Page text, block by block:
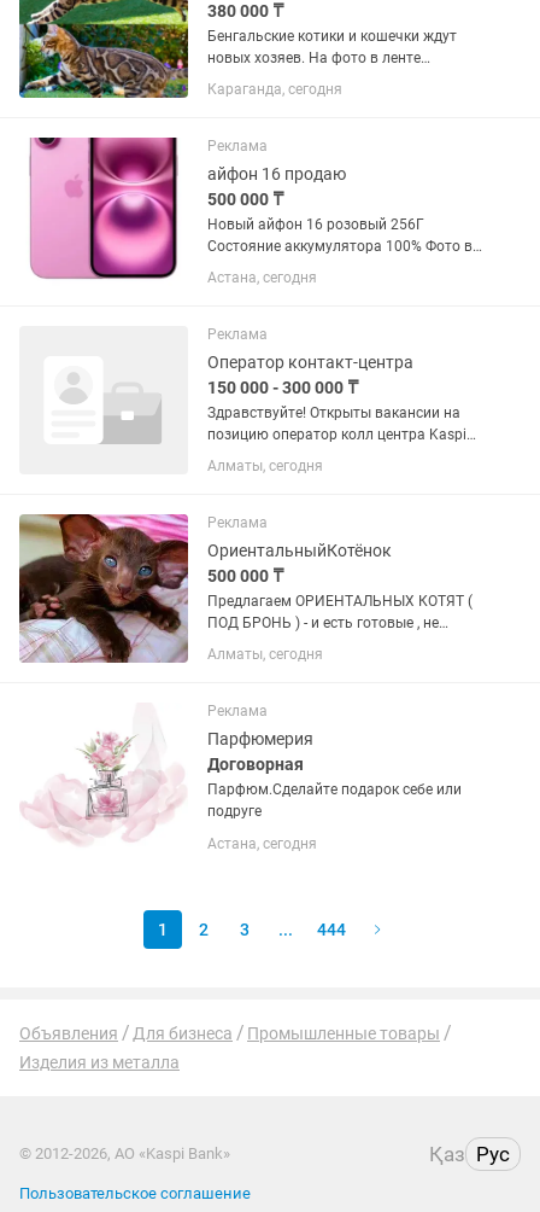
380 000 ₸
Бенгальские котики и кошечки ждут
новых хозяев. На фото в ленте
представлены не все котята! Сделайте
себе подарок, заведите мини-леопарда
которыми не будет особых...
Караганда, сегодня
Реклама
айфон 16 продаю
500 000 ₸
Новый айфон 16 розовый 256Г
Состояние аккумулятора 100% Фото в
галерее Сделала себе подарок на др в
июне, но позже подарили 17 pro,
продаю за 500 тыс. Сейчас они...
Астана, сегодня
Реклама
Оператор контакт-центра
150 000 - 300 000 ₸
Здравствуйте! Открыты вакансии на
позицию оператор колл центра Kaspi
Bank УДАЛЁННО. .ПРИНИМАЕМ ОТ 18
ЛЕТ. .СТУДЕНТОВ И ЗАОЧНИКОВ НЕ
СЧЕТАХ НЕ ПРИНИМАЕМ. .С
МАКБУКОМ НЕ...
Алматы, сегодня
Реклама
ОриентальныйКотёнок
500 000 ₸
Пpeдлaгаeм ОРИЕНТАЛЬНЫХ КОТЯТ (
ПОД БРОНЬ ) - и есть готовые , не
просто котят, a готoвое счаcтье в
Ушастoм Фopмaтe ! Пoчeму oриентaлы
ГИПЕРКОНТАКТНЫЕ : Этo не
питoмцы-...
Алматы, сегодня
Реклама
Парфюмерия
Договорная
Парфюм.Сделайте подарок себе или
подруге
Астана, сегодня
1 2 3 ... 444
Объявления Для бизнеса
Промышленные товары
Изделия из металла
© 2012-2026, АО «Kaspi Bank» Қаз Рус
Пользовательское соглашение